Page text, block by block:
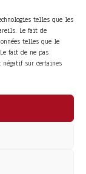
telles que les
Le fait de
telles que le
fait de ne pas
sur certaines